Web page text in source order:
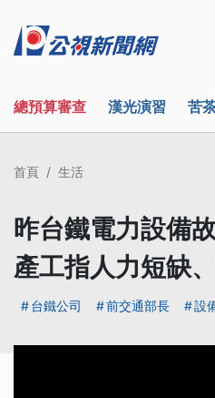
總預算審查 漢光演習 苦
首頁 生活
昨台鐵電力設備
產工指人力短缺
台鐵公司 前交通部長 設